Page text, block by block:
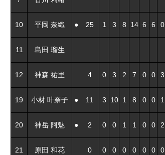
10 平岡 奈織 ● 25 1 3 8 14 6 6 0
11 島田 瑠生
12 神森 祐里 4 0 3 2 7 0 0 3
19 小材 叶奈子 ● 11 3 10 1 8 0 0 1
20 神岳 阿魅 ● 2 0 0 1 1 0 0 2
21 原田 和花 0 0 0 0 0 0 0 0